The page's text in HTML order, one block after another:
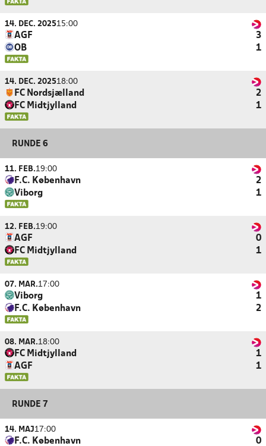
14. DEC. 202515:00
AGF
3
OB
1
14. DEC. 202518:00
FC Nordsjælland
2
FC Midtjylland
1
RUNDE 6
11. FEB.19:00
F.C. København
2
Viborg
1
12. FEB.19:00
AGF
0
FC Midtjylland
1
07. MAR.17:00
Viborg
1
F.C. København
2
08. MAR.18:00
FC Midtjylland
1
AGF
1
RUNDE 7
14. MAJ17:00
F.C. København
0